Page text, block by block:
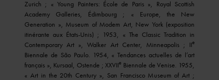
Zurich ; « Young Painters: École de Paris », Royal Scottish
Academy Galleries, Édimbourg ; « Europe, the New
Generation », Museum of Modem Art, New York (exposition
itinérante aux États-Unis) ; 1953, « The Classic Tradition in
Contemporary Art », Walker Art Center, Minneapolis ; IIe
Biennale de São Paulo. 1954, « Tendances actuelles de l’art
français », Kursaal, Ostende ; XXVIIe Biennale de Venise. 1955,
« Art in the 20th Century », San Francisco Museum of Art ;